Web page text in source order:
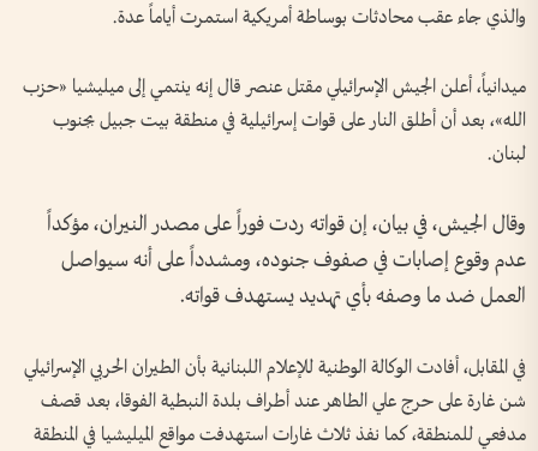
والذي جاء عقب محادثات بوساطة أمريكية استمرت أياماً عدة.
ميدانياً، أعلن الجيش الإسرائيلي مقتل عنصر قال إنه ينتمي إلى ميليشيا «حزب
الله»، بعد أن أطلق النار على قوات إسرائيلية في منطقة بيت جبيل بجنوب
لبنان.
وقال الجيش، في بيان، إن قواته ردت فوراً على مصدر النيران، مؤكداً
عدم وقوع إصابات في صفوف جنوده، ومشدداً على أنه سيواصل
العمل ضد ما وصفه بأي تهديد يستهدف قواته.
في المقابل، أفادت الوكالة الوطنية للإعلام اللبنانية بأن الطيران الحربي الإسرائيلي
شن غارة على حرج علي الطاهر عند أطراف بلدة النبطية الفوقا، بعد قصف
مدفعي للمنطقة، كما نفذ ثلاث غارات استهدفت مواقع الميليشيا في المنطقة